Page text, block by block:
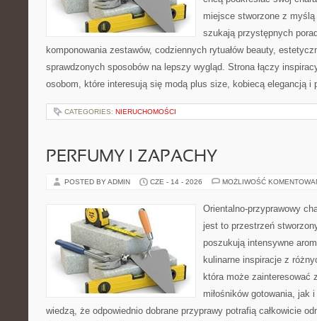
miejsce stworzone z
szukają przystępnych
komponowania zestawów, codziennych rytuałów beauty,
sprawdzonych sposobów na lepszy wygląd. Strona łączy
osobom, które interesują się modą plus size, kobiecą elegancją
CATEGORIES: NIERUCHOMOŚCI
PERFUMY I ZAPACHY
POSTED BY ADMIN CZE - 14 - 2026 MOŻLIWOŚĆ
Orientalno-przyprawowy
jest to przestrzeń
poszukują intensywne
kulinarne inspiracje z
która może zainteresować
miłośników gotowania, jak
wiedzą, że odpowiednio dobrane przyprawy potrafią całkowicie